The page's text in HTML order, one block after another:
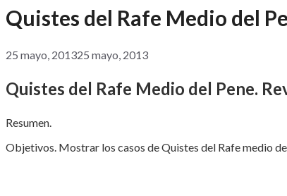
Quistes del Rafe Medio del
25 mayo, 201325 mayo, 2013
Quistes del Rafe Medio del Pene.
Resumen.
Objetivos. Mostrar los casos de Quistes del Rafe medio